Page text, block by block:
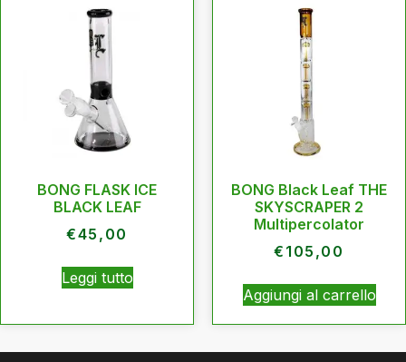
BONG FLASK ICE
BLACK LEAF
€45,00
Leggi tutto
BONG Black Leaf THE
SKYSCRAPER 2
Multipercolator
€ 105,00
Aggiungi al carrello